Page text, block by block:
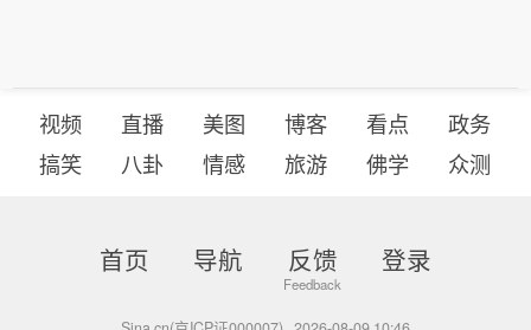
视频 直播 美图 博客 看点
政务
搞笑
八卦 情感 旅游 佛学 众测
首页 导航 反馈 登录